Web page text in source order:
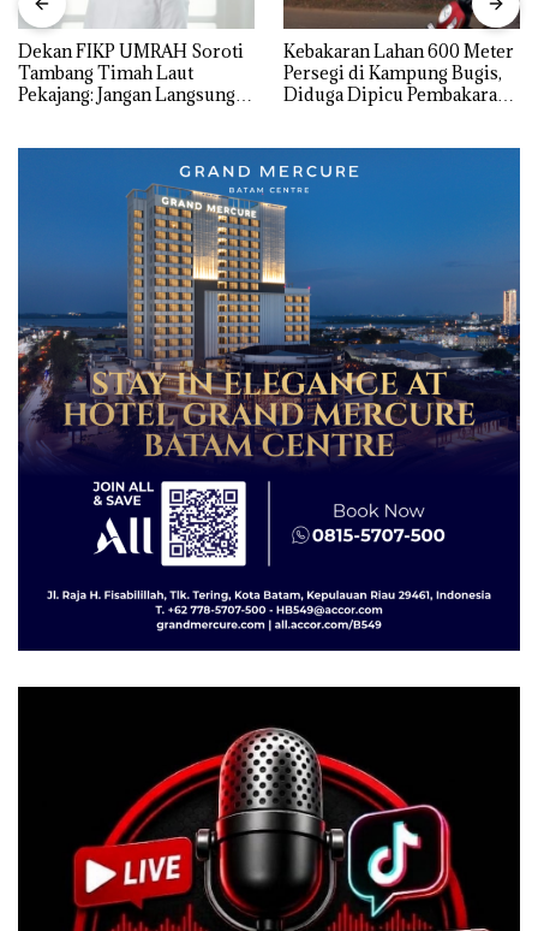
Dekan FIKP UMRAH Soroti
Tambang Timah Laut
Pekajang: Jangan Langsung
Kebakaran Lahan 600 Meter
Persegi di Kampung Bugis,
Diduga Dipicu Pembakaran